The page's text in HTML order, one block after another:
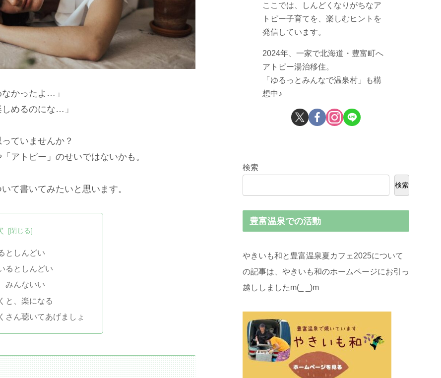
かったよ…」
めるのにな…」
ていませんか？
アトピー」のせいではないかも。
て書いてみたいと思います。
としんどい
るとしんどい
みんないい
と、楽になる
さん聴いてあげましょ
ここでは、しんどくなりがちなア
トピー子育てを、楽しむヒントを
発信しています。
2024年、一家で北海道・豊富町へ
アトピー湯治移住。
「ゆるっとみんなで温泉村」も構
想中♪
検索
検索
豊富温泉での活動
やきいも和と豊富温泉夏カフェ2025について
の記事は、やきいも和のホームページにお引っ
越ししましたm(_ _)m